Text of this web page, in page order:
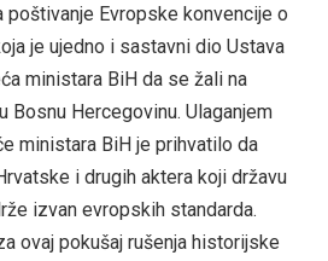
Evropske konvencije o
je ujedno i sastavni dio Ustava
ministara BiH da se žali na
Bosnu Hercegovinu. Ulaganjem
ministara BiH je prihvatilo da
i drugih aktera koji državu
izvan evropskih standarda.
ovaj pokušaj rušenja historijske